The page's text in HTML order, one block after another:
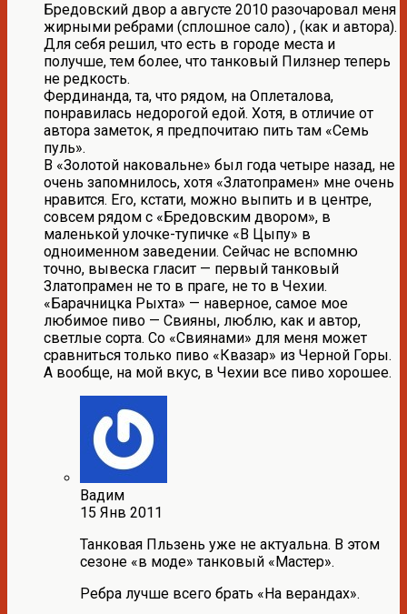
Бредовский двор а августе 2010 разочаровал меня
жирными ребрами (сплошное сало) , (как и автора).
Для себя решил, что есть в городе места и
получше, тем более, что танковый Пилзнер теперь
не редкость.
Фердинанда, та, что рядом, на Оплеталова,
понравилась недорогой едой. Хотя, в отличие от
автора заметок, я предпочитаю пить там «Семь
пуль».
В «Золотой наковальне» был года четыре назад, не
очень запомнилось, хотя «Златопрамен» мне очень
нравится. Его, кстати, можно выпить и в центре,
совсем рядом с «Бредовским двором», в
маленькой улочке-тупичке «В Цыпу» в
одноименном заведении. Сейчас не вспомню
точно, вывеска гласит — первый танковый
Златопрамен не то в праге, не то в Чехии.
«Барачницка Рыхта» — наверное, самое мое
любимое пиво — Свияны, люблю, как и автор,
светлые сорта. Со «Свиянами» для меня может
сравниться только пиво «Квазар» из Черной Горы.
А вообще, на мой вкус, в Чехии все пиво хорошее.
Вадим
15 Янв 2011
Танковая Пльзень уже не актуальна. В этом
сезоне «в моде» танковый «Мастер».
Ребра лучше всего брать «На верандах».